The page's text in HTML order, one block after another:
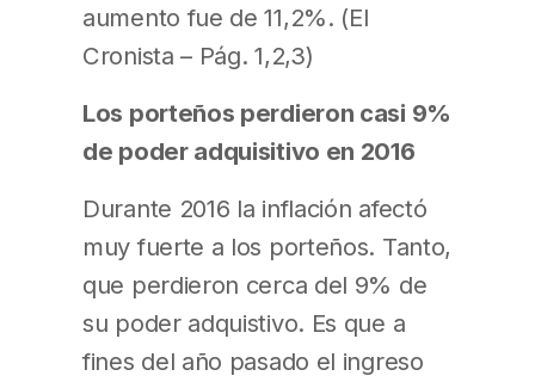
aumento fue de 11,2%. (El
Cronista – Pág. 1,2,3)
Los porteños perdieron casi 9%
de poder adquisitivo en 2016
Durante 2016 la inflación afectó
muy fuerte a los porteños. Tanto,
que perdieron cerca del 9% de
su poder adquistivo. Es que a
fines del año pasado el ingreso